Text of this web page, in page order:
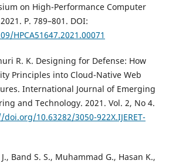
on High-Performance Computer
P. 789–801. DOI:
HPCA51647.2021.00071
R. K. Designing for Defense: How
Principles into Cloud-Native Web
International Journal of Emerging
and Technology. 2021. Vol. 2, No 4.
10.63282/3050-922X.IJERET-
Band S. S., Muhammad G., Hasan K.,